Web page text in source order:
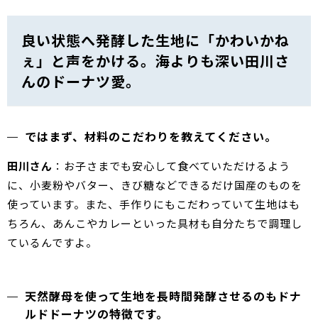
良い状態へ発酵した生地に「かわいかね
ぇ」と声をかける。海よりも深い田川さ
んのドーナツ愛。
ではまず、材料のこだわりを教えてください。
田川さん ：お子さまでも安心して食べていただけるよう
に、小麦粉やバター、きび糖などできるだけ国産のものを
使っています。また、手作りにもこだわっていて生地はも
ちろん、あんこやカレーといった具材も自分たちで調理し
ているんですよ。
天然酵母を使って生地を長時間発酵させるのもドナ
ルドドーナツの特徴です。